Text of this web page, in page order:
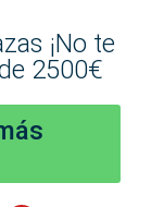
¡No te
2500€